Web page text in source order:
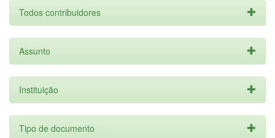
Todos contribuidores
Assunto
Instituição
Tipo de documento